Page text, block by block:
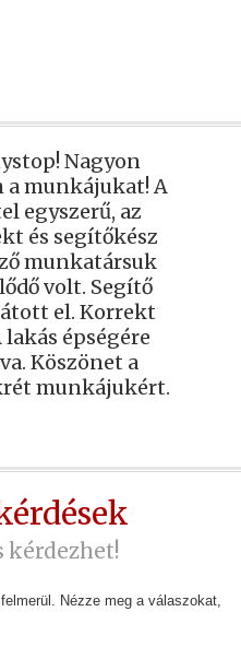
Nagyon
a munkájukat! A
egyszerű, az
és segítőkész
munkatársuk
volt. Segítő
el. Korrekt
épségére
Köszönet a
munkájukért.
kérdezhet!
Nézze meg a válaszokat,